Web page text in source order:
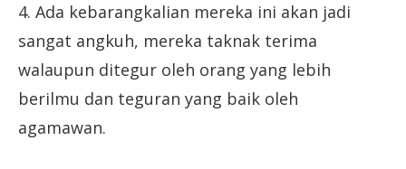
4. Ada kebarangkalian mereka ini akan jadi
sangat angkuh, mereka taknak terima
walaupun ditegur oleh orang yang lebih
berilmu dan teguran yang baik oleh
agamawan.